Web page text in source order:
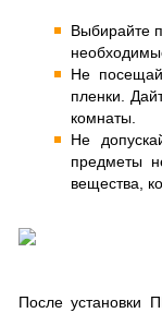
Выбирайте
Не
пленки.
комнаты.
Не
предметы
вещества,
После установки